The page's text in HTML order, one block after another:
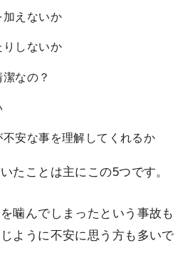
加えないか
りしないか
なの？
安な事を理解してくれるか
たことは主にこの5つです。
噛んでしまったという事故も
ように不安に思う方も多いで